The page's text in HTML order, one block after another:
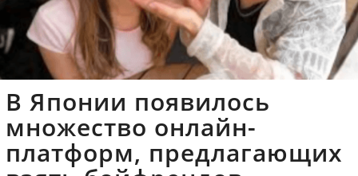
В Японии появилось
множество онлайн-
платформ, предлагающих